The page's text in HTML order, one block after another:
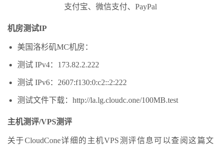
支付宝、微信支付、PayPal
机房测试IP
美国洛杉矶MC机房：
测试 IPv4：173.82.2.222
测试 IPv6：2607:f130:0:c2::2:222
测试文件下载：http://la.lg.cloudc.one/100MB.test
主机测评/VPS测评
关于CloudCone详细的主机VPS测评信息可以查阅这篇文